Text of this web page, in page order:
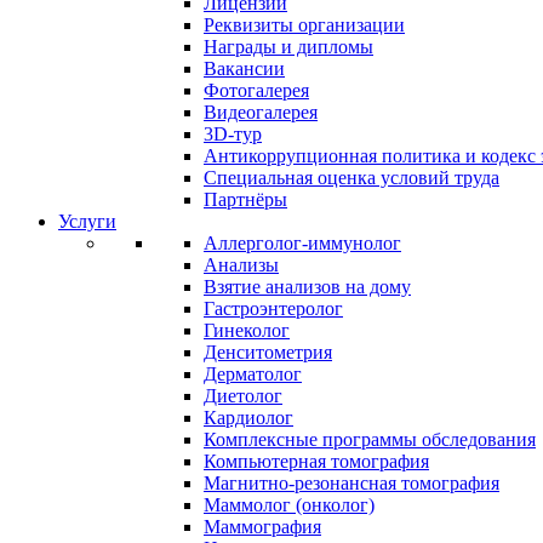
Реквизиты организации
Награды и дипломы
Вакансии
Фотогалерея
Видеогалерея
3D-тур
Антикоррупционная политика и кодекс
Специальная оценка условий труда
Партнёры
Услуги
Аллерголог-иммунолог
Анализы
Взятие анализов на дому
Гастроэнтеролог
Гинеколог
Денситометрия
Дерматолог
Диетолог
Кардиолог
Комплексные программы обследования
Компьютерная томография
Магнитно-резонансная томография
Маммолог (онколог)
Маммография